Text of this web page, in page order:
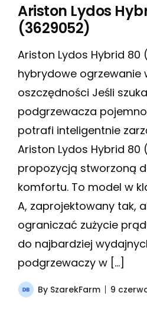
Ariston Lydos
(3629052)
Ariston Lydos Hybrid 80
hybrydowe ogrzewanie
oszczędności Jeśli
podgrzewacza
potrafi inteligentnie
Ariston Lydos Hybrid 80
propozycją stworzoną
komfortu. To model w
A, zaprojektowany tak,
ograniczać zużycie
do najbardziej
podgrzewaczy w […]
By SzarekFarm 9